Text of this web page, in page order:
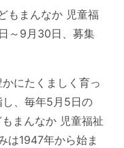
もまんなか 児童福
～9月30日、募集
にたくましく育っ
、毎年5月5日の
もまんなか 児童福祉
は1947年から始ま